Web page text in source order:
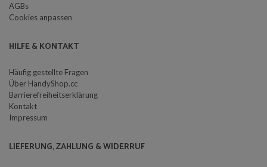
AGBs
Cookies anpassen
HILFE & KONTAKT
Häufig gestellte Fragen
Über HandyShop.cc
Barrierefreiheitserklärung
Kontakt
Impressum
LIEFERUNG, ZAHLUNG & WIDERRUF